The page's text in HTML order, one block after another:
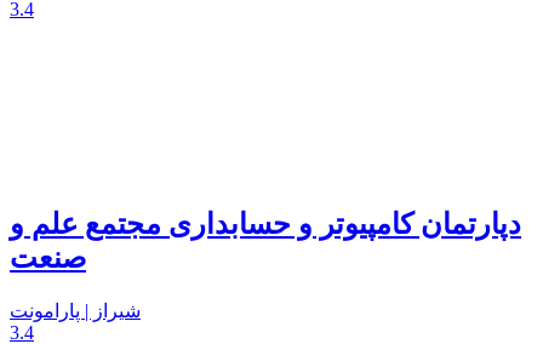
3.4
دپارتمان کامپیوتر و حسابداری مجتمع علم و
صنعت
شیراز | پارامونت
3.4